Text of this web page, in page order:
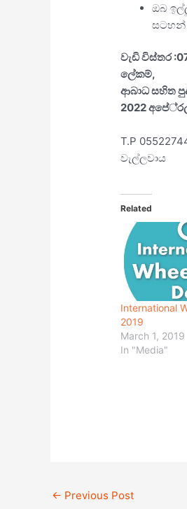
ඔබ
සටහන්
වැඩි විස්තර
ලේකම්,
ආබාධ සහිත
2022
T.P
වැල්ලවාය
Related
International
2019
March 1, 2019
In "Media"
← Previous Post